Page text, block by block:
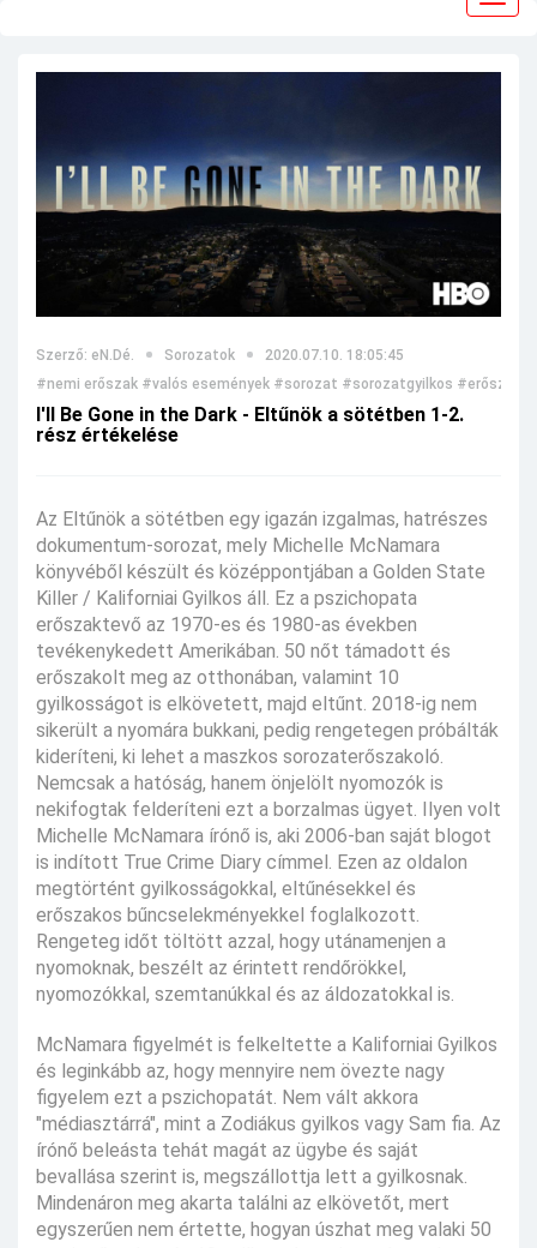
Szerző: eN.Dé. Sorozatok
2020.07.10. 18:05:45
#nemi erőszak #valós események #sorozat #sorozatgyilkos
I'll Be Gone in the Dark - Eltűnök a sötétben 1-2.
rész értékelése
Az Eltűnök a sötétben egy igazán izgalmas, hatrészes
dokumentum-sorozat, mely Michelle McNamara
könyvéből készült és középpontjában a Golden State
Killer / Kaliforniai Gyilkos áll. Ez a pszichopata
erőszaktevő az 1970-es és 1980-as években
tevékenykedett Amerikában. 50 nőt támadott és
erőszakolt meg az otthonában, valamint 10
gyilkosságot is elkövetett, majd eltűnt. 2018-ig nem
sikerült a nyomára bukkani, pedig rengetegen próbálták
kideríteni, ki lehet a maszkos sorozaterőszakoló.
Nemcsak a hatóság, hanem önjelölt nyomozók is
nekifogtak felderíteni ezt a borzalmas ügyet. Ilyen volt
Michelle McNamara írónő is, aki 2006-ban saját blogot
is indított True Crime Diary címmel. Ezen az oldalon
megtörtént gyilkosságokkal, eltűnésekkel és
erőszakos bűncselekményekkel foglalkozott.
Rengeteg időt töltött azzal, hogy utánamenjen a
nyomoknak, beszélt az érintett rendőrökkel,
nyomozókkal, szemtanúkkal és az áldozatokkal is.
McNamara figyelmét is felkeltette a Kaliforniai Gyilkos
és leginkább az, hogy mennyire nem övezte nagy
figyelem ezt a pszichopatát. Nem vált akkora
"médiasztárrá", mint a Zodiákus gyilkos vagy Sam fia. Az
írónő beleásta tehát magát az ügybe és saját
bevallása szerint is, megszállottja lett a gyilkosnak.
Mindenáron meg akarta találni az elkövetőt, mert
egyszerűen nem értette, hogyan úszhat meg valaki 50